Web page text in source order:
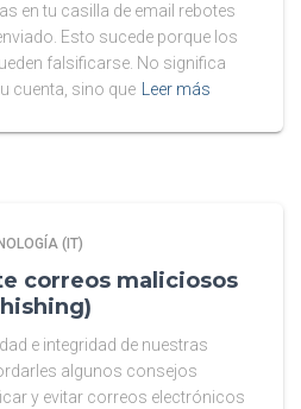
en tu casilla de email rebotes
Esto sucede porque los
falsificarse. No significa
cuenta, sino que
Leer más
(IT)
correos maliciosos
e integridad de nuestras
algunos consejos
y evitar correos electrónicos